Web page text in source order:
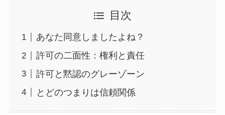
目次
あなた同意しましたよね？
許可の二面性：権利と責任
許可と黙認のグレーゾーン
とどのつまりは信頼関係